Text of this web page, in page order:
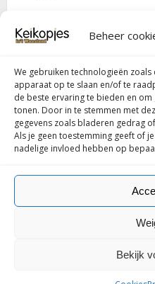
Beheer
We gebruiken technologieën
apparaat op te slaan en/of te
de beste ervaring te bieden en
tonen. Door in te stemmen met
gegevens zoals bladeren gedrag
Als je geen toestemming geeft of
nadelige invloed hebben op
Bekijk
Search
for:
Search
Follow my blog with Bloglovin
2026
door